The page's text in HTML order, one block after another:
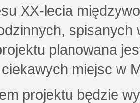
XX-lecia
planowana
miejsc w
projektu będzie